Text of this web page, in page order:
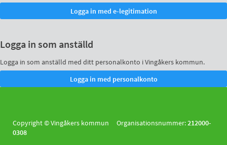
Logga in som anställd
Logga in som anställd med ditt personalkonto i Vingåkers kommun.
Copyright © Vingåkers kommun Organisationsnummer:212000-
0308